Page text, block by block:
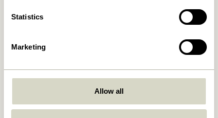
Statistics
Marketing
Allow all
249,00kr.
Lifestyle Håndcreme 75ml
Hvid
73,00kr.